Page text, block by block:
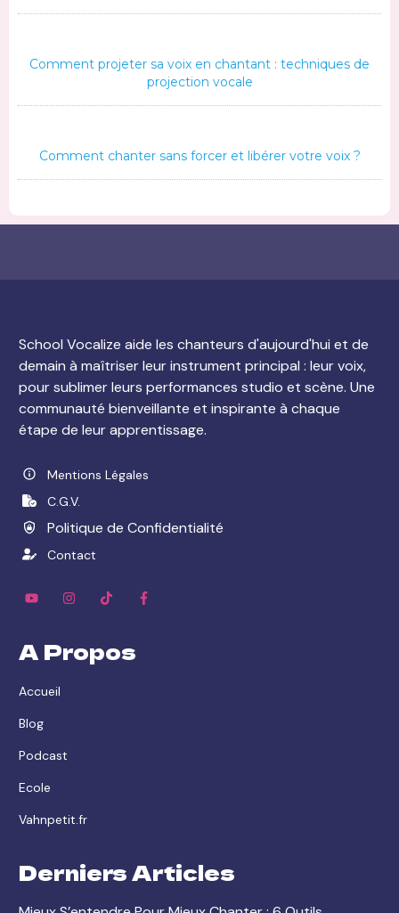
Comment projeter sa voix en chantant : techniques de
projection vocale
Comment chanter sans forcer et libérer votre voix ?
School Vocalize aide les chanteurs d'aujourd'hui et de
demain à maîtriser leur instrument principal : leur voix,
pour sublimer leurs performances studio et scène. Une
communauté bienveillante et inspirante à chaque
étape de leur apprentissage.
Mentions Légales
C.G.V.
Politique de Confidentialité
Contact
A Propos
Accueil
Blog
Podcast
Ecole
Vahnpetit.fr
Derniers Articles